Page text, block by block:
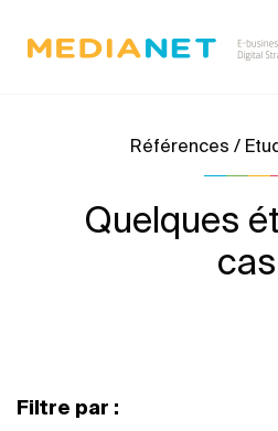
Références /
Quelques
cas
Filtre par :